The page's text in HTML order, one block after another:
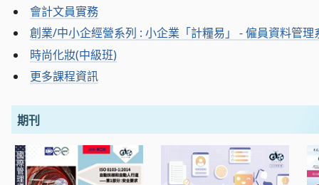
會計文員實務
創業/中小企經營系列 : 小企業「計糧易」 - 僱員資料管理
時尚化妝(中級班)
更多課程資訊
期刊